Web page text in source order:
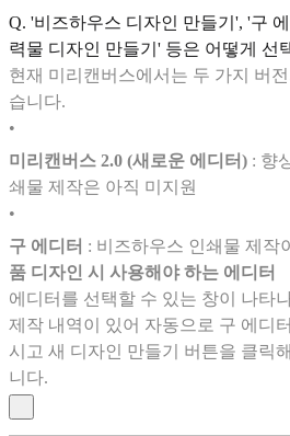
Q. '비즈하우스 디자인 만들기', '구
력물 디자인 만들기' 등은 어떻게 선
현재 미리캔버스에서는 두 가지 버
습니다.
•
미리캔버스 2.0 (새로운 에디터) : 향
쇄물 제작은 아직 미지원
•
구 에디터 : 비즈하우스 인쇄물 제작
품 디자인 시 사용해야 하는 에디터
에디터를 선택할 수 있는 창이 나타
제작 내역이 있어 자동으로 구 에디
시고 새 디자인 만들기 버튼을 클릭
니다.